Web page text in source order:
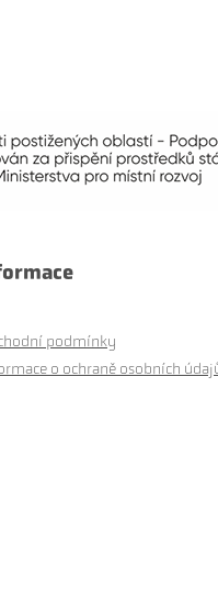
podmínky
o ochraně osobních